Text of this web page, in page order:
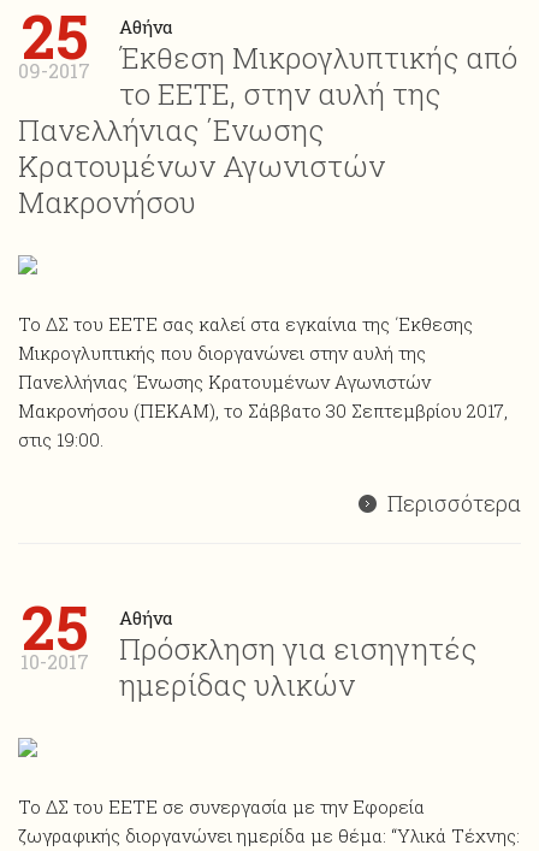
25
09-2017
Αθήνα
Έκθεση Μικρογλυπτικής από
το ΕΕΤΕ, στην αυλή της
Πανελλήνιας ΄Ενωσης
Κρατουμένων Αγωνιστών
Μακρονήσου
Το ΔΣ του ΕΕΤΕ σας καλεί στα εγκαίνια της ΄Εκθεσης
Μικρογλυπτικής που διοργανώνει στην αυλή της
Πανελλήνιας ΄Ενωσης Κρατουμένων Αγωνιστών
Μακρονήσου (ΠΕΚΑΜ), το Σάββατο 30 Σεπτεμβρίου 2017,
στις 19:00.
Περισσότερα
25
10-2017
Αθήνα
Πρόσκληση για εισηγητές
ημερίδας υλικών
Το ΔΣ του ΕΕΤΕ σε συνεργασία με την Εφορεία
ζωγραφικής διοργανώνει ημερίδα με θέμα: “Υλικά Τέχνης: